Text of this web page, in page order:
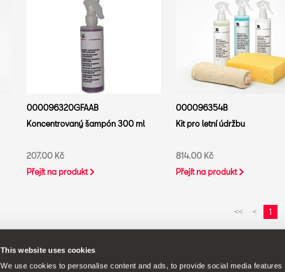
This website uses cookies
We use cookies to personalise content and ads, to provide social media
000096320GFAAB
Koncentrovaný šampón 300 ml
207.00 Kč
Přejít na produkt
000096354B
Kit pro letní údržbu
814.00 Kč
Přejít na produkt
<< < 1
ORIGINÁLNÍ PŘÍSLUŠENSTVÍ - SEAT neustále vyvíjí své produkty a vyhrazuje si